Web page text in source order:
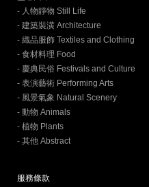
- 人物靜物 Still Life
- 建築裝潢 Architecture
- 織品服飾 Textiles and Clothing
- 食材料理 Food
- 慶典民俗 Festivals and Culture
- 表演藝術 Performing Arts
- 風景氣象 Natural Scenery
- 動物 Animals
- 植物 Plants
- 其他 Abstract
服務條款